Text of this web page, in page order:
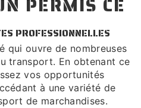
PROFESSIONNELLES
qui ouvre de nombreuses
transport. En obtenant ce
vos opportunités
à une variété de
de marchandises.